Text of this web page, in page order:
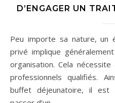
D’ENGAGER UN
Peu importe sa nature, un événement professionnel ou
privé implique
organisation. Cela
professionnels qualifiés.
buffet déjeunatoire, il est